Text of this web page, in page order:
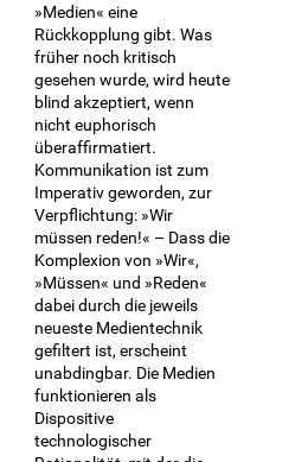
»Medien« eine
Rückkopplung gibt. Was
früher noch kritisch
gesehen wurde, wird heute
blind akzeptiert, wenn
nicht euphorisch
überaffirmatiert.
Kommunikation ist zum
Imperativ geworden, zur
Verpflichtung: »Wir
müssen reden!« – Dass die
Komplexion von »Wir«,
»Müssen« und »Reden«
dabei durch die jeweils
neueste Medientechnik
gefiltert ist, erscheint
unabdingbar. Die Medien
funktionieren als
Dispositive
technologischer